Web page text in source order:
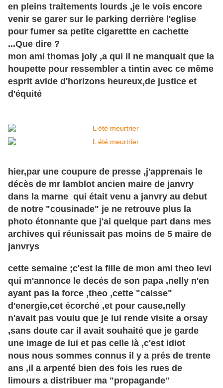
en pleins traitements lourds ,je le vois encore
venir se garer sur le parking derrière l'eglise
pour fumer sa petite cigarettte en cachette
...Que dire ?
mon ami thomas joly ,a qui il ne manquait que la
houpette pour ressembler a tintin avec ce même
esprit avide d'horizons heureux,de justice et
d'équité
hier,par une coupure de presse ,j'apprenais le
décès de mr lamblot ancien maire de janvry
dans la marne qui était venu a janvry au debut
de notre "cousinade" je ne retrouve plus la
photo étonnante que j'ai quelque part dans mes
archives qui réunissait pas moins de 5 maire de
janvrys
cette semaine ;c'est la fille de mon ami theo levi
qui m'annonce le decés de son papa ,nelly n'en
ayant pas la force ,theo ,cette "caisse"
d'energie,cet écorché ,et pour cause,nelly
n'avait pas voulu que je lui rende visite a orsay
,sans doute car il avait souhaité que je garde
une image de lui et pas celle là ,c'est idiot
nous nous sommes connus il y a prés de trente
ans ,il a arpenté bien des fois les rues de
limours a distribuer ma "propagande"